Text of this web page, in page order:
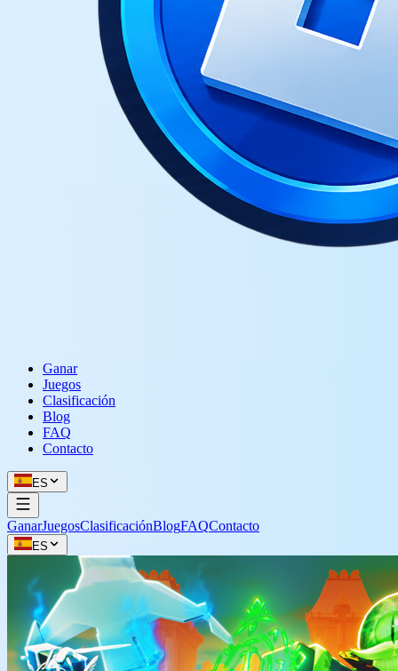
Ganar
Juegos
Clasificación
Blog
FAQ
Contacto
ES
GanarJuegosClasificaciónBlogFAQContacto
ES